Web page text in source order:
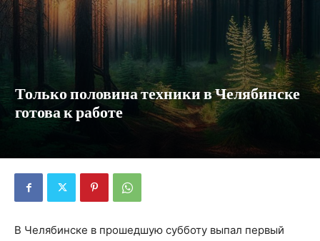
Только половина техники в Челябинске
готова к работе
В Челябинске в прошедшую субботу выпал первый